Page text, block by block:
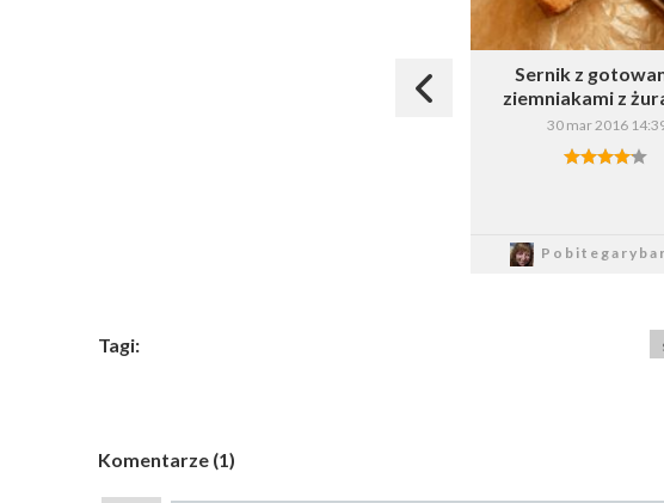
Sernik z
ziemniakami z
30 mar 2016
Tagi:
Komentarze (1)